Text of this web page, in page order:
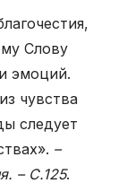
Слову
эмоций.
чувства
следует
–
– С.125.